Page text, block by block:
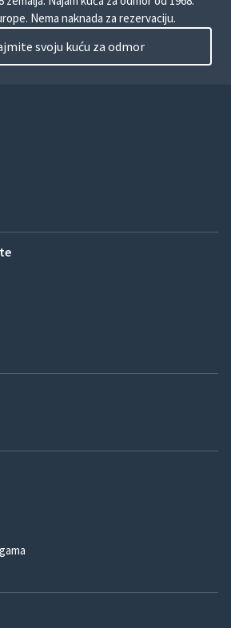
Nema naknada za rezervaciju.
svoju kuću za odmor